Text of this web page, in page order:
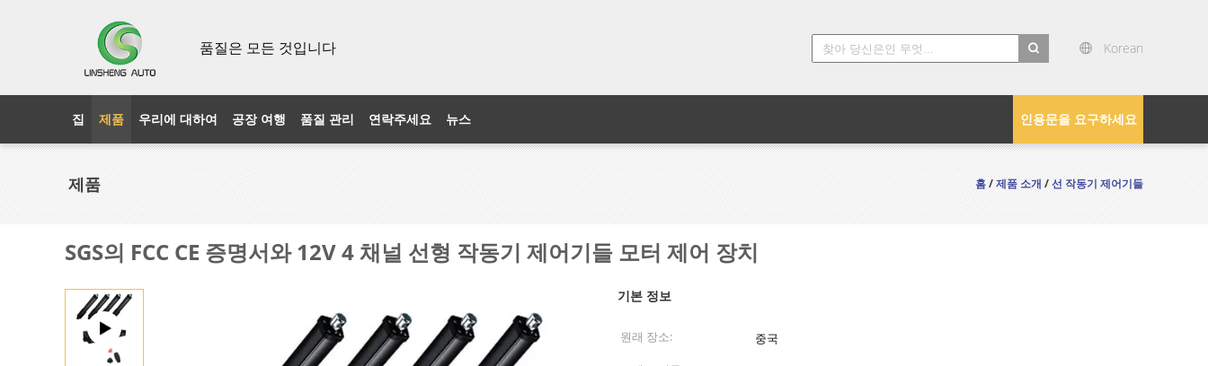
품질은 모든 것입니다 Korean
인용문을 요구하세요
집 제품 우리에 대하여 공장 여행 품질 관리 연락주세요 뉴스
제품 홈/제품 소개/선 작동기 제어기들
SGS의 FCC CE 증명서와 12V 4 채널 선형 작동기 제어기들 모터 제어 장치
기본 정보
원래 장소:
중국